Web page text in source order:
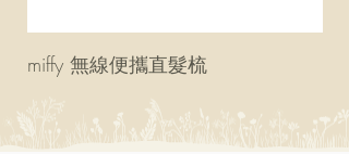
miffy 無線便攜直髮梳